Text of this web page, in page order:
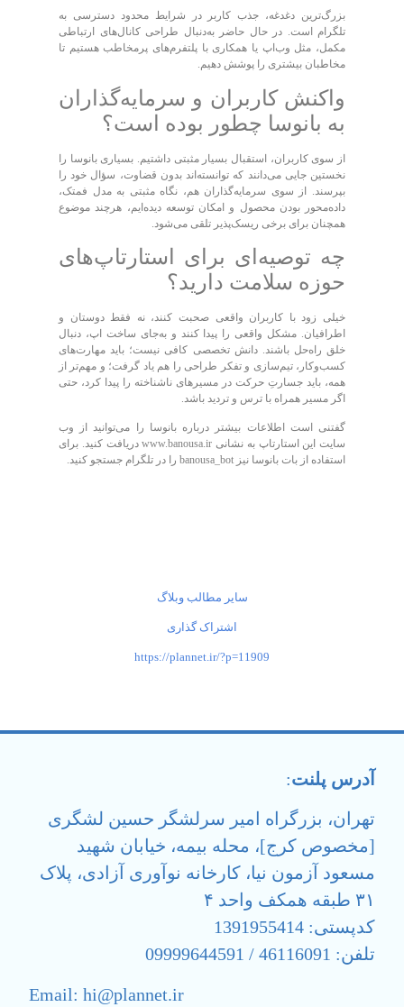
بزرگ‌ترین دغدغه، جذب کاربر در شرایط محدود دسترسی به
تلگرام است. در حال حاضر به‌دنبال طراحی کانال‌های ارتباطی
مکمل، مثل وب‌اپ یا همکاری با پلتفرم‌های پرمخاطب هستیم تا
مخاطبان بیشتری را پوشش دهیم.
واکنش کاربران و سرمایه‌گذاران
به بانوسا چطور بوده است؟
از سوی کاربران، استقبال بسیار مثبتی داشتیم. بسیاری بانوسا را
نخستین جایی می‌دانند که توانسته‌اند بدون قضاوت، سؤال خود را
بپرسند. از سوی سرمایه‌گذاران هم، نگاه مثبتی به مدل فمتک،
داده‌محور بودن محصول و امکان توسعه دیده‌ایم، هرچند موضوع
همچنان برای برخی ریسک‌پذیر تلقی می‌شود.
چه توصیه‌ای برای استارتاپ‌های
حوزه سلامت دارید؟
خیلی زود با کاربران واقعی صحبت کنند، نه فقط دوستان و
اطرافیان. مشکل واقعی را پیدا کنند و به‌جای ساخت اپ، دنبال
خلق راه‌حل باشند. دانش تخصصی کافی نیست؛ باید مهارت‌های
کسب‌وکار، تیم‌سازی و تفکر طراحی را هم یاد گرفت؛ و مهم‌تر از
همه، باید جسارتِ حرکت در مسیر‌های ناشناخته را پیدا کرد، حتی
اگر مسیر همراه با ترس و تردید باشد.
گفتنی است اطلاعات بیشتر درباره بانوسا را می‌توانید از وب
سایت این استارتاپ به نشانی www.banousa.ir دریافت کنید. برای
استفاده از بات بانوسا نیز banousa_bot را در تلگرام جستجو کنید.
سایر مطالب وبلاگ
اشتراک گذاری
https://plannet.ir/?p=11909
آدرس پلنت:
تهران، بزرگراه امیر سرلشگر حسین لشگری
[مخصوص کرج]، محله بیمه، خیابان شهید
مسعود آزمون نیا، کارخانه نوآوری آزادی، پلاک
۳۱ طبقه همکف واحد ۴
کدپستی: 1391955414
تلفن: 46116091 / 09999644591
Email: hi@plannet.ir